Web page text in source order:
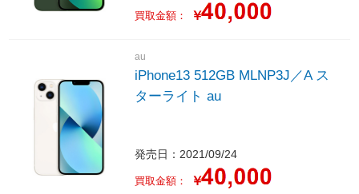
買取金額： ￥
au
iPhone13 512GB MLNP3J／A ス
ターライト au
発売日：2021/09/24
買取金額： ￥